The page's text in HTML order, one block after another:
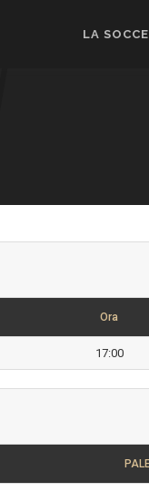
LA
Ora
17:00